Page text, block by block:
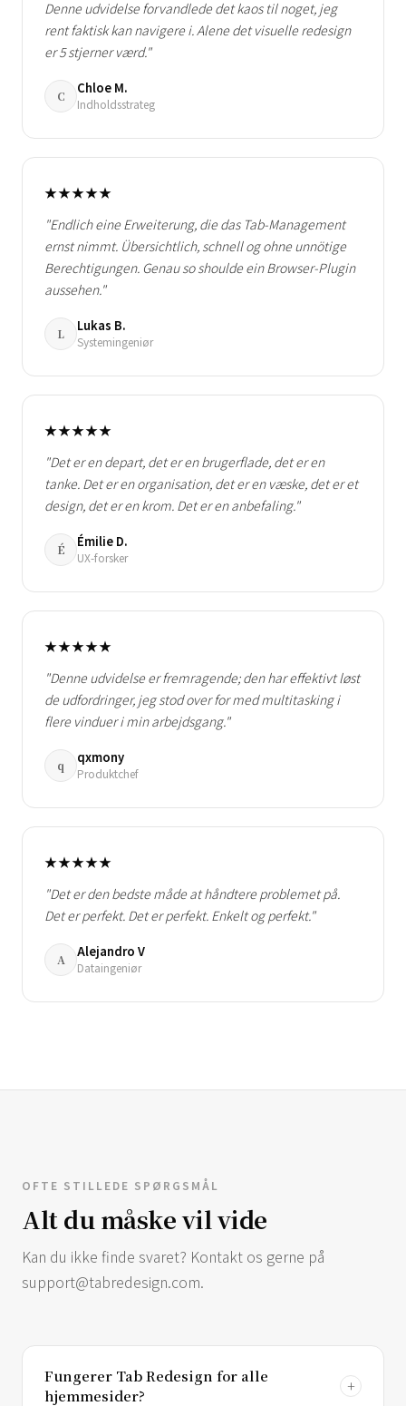
Denne udvidelse forvandlede det kaos til noget, jeg
rent faktisk kan navigere i. Alene det visuelle redesign
er 5 stjerner værd."
C Chloe M.
Indholdsstrateg
★★★★★
"Endlich eine Erweiterung, die das Tab-Management
ernst nimmt. Übersichtlich, schnell og ohne unnötige
Berechtigungen. Genau so shoulde ein Browser-Plugin
aussehen."
L Lukas B.
Systemingeniør
★★★★★
"Det er en depart, det er en brugerflade, det er en
tanke. Det er en organisation, det er en væske, det er et
design, det er en krom. Det er en anbefaling."
É Émilie D.
UX-forsker
★★★★★
"Denne udvidelse er fremragende; den har effektivt løst
de udfordringer, jeg stod over for med multitasking i
flere vinduer i min arbejdsgang."
q qxmony
Produktchef
★★★★★
"Det er den bedste måde at håndtere problemet på.
Det er perfekt. Det er perfekt. Enkelt og perfekt."
A Alejandro V
Dataingeniør
OFTE STILLEDE SPØRGSMÅL
Alt du måske vil vide
Kan du ikke finde svaret? Kontakt os gerne på
support@tabredesign.com.
Fungerer Tab Redesign for alle
hjemmesider?